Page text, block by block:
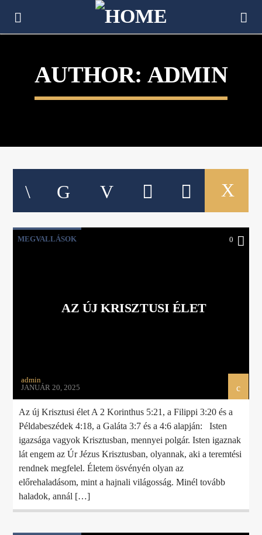
AUTHOR: ADMIN
MEGVALLÁSOK 0
AZ ÚJ KRISZTUSI ÉLET
admin
JANUÁR 20, 2025
Az új Krisztusi élet A 2 Korinthus 5:21, a Filippi 3:20 és a
Példabeszédek 4:18, a Galáta 3:7 és a 4:6 alapján: Isten
igazsága vagyok Krisztusban, mennyei polgár. Isten igaznak
lát engem az Úr Jézus Krisztusban, olyannak, aki a teremtési
rendnek megfelel. Életem ösvényén olyan az
előrehaladásom, mint a hajnali világosság. Minél tovább
haladok, annál […]